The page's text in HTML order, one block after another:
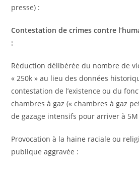
presse) :
Contestation de crimes contre
:
Réduction délibérée du nombre de
« 250k » au lieu des données
contestation de l’existence ou du
chambres à gaz (« chambres à gaz
de gazage intensifs pour arriver à 5M
Provocation à la haine raciale ou
publique aggravée :